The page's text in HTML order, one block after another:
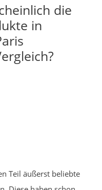
die
in
Teil äußerst beliebte